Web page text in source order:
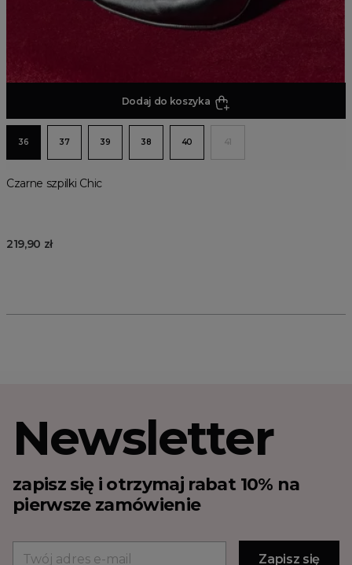
Dodaj do koszyka
36 37 39 38 40 41
Czarne szpilki Chic
219,90 zł
Newsletter
zapisz się i otrzymaj rabat 10% na
pierwsze zamówienie